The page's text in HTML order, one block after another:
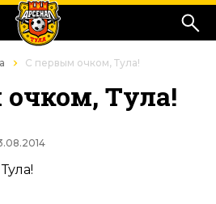
С первым очком, Тула!
Тула!